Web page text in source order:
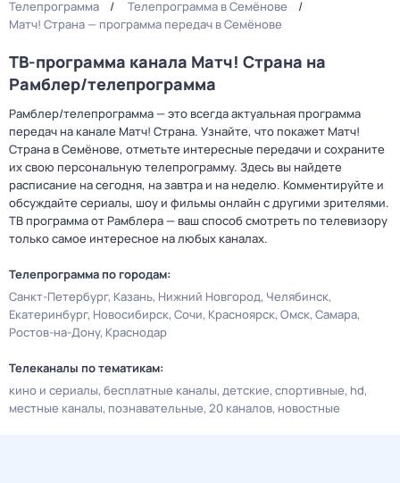
Телепрограмма
Телепрограмма в Семёнове
Матч! Страна — программа передач в Семёнове
ТВ-программа канала Матч! Страна на
Рамблер/телепрограмма
Рамблер/телепрограмма — это всегда актуальная программа
передач на канале Матч! Страна. Узнайте, что покажет Матч!
Страна в Семёнове, отметьте интересные передачи и сохраните
их свою персональную телепрограмму. Здесь вы найдете
расписание на сегодня, на завтра и на неделю. Комментируйте и
обсуждайте сериалы, шоу и фильмы онлайн с другими зрителями.
ТВ программа от Рамблера — ваш способ смотреть по телевизору
только самое интересное на любых каналах.
Телепрограмма по городам:
Санкт-Петербург Казань Нижний Новгород Челябинск
Екатеринбург Новосибирск Сочи Красноярск Омск Самара
Ростов-на-Дону Краснодар
Телеканалы по тематикам:
кино и сериалы бесплатные каналы детские спортивные hd
местные каналы познавательные 20 каналов новостные